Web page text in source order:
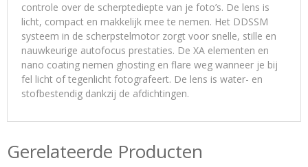
controle over de scherptediepte van je foto’s. De lens is
licht, compact en makkelijk mee te nemen. Het DDSSM
systeem in de scherpstelmotor zorgt voor snelle, stille en
nauwkeurige autofocus prestaties. De XA elementen en
nano coating nemen ghosting en flare weg wanneer je bij
fel licht of tegenlicht fotografeert. De lens is water- en
stofbestendig dankzij de afdichtingen.
Gerelateerde Producten